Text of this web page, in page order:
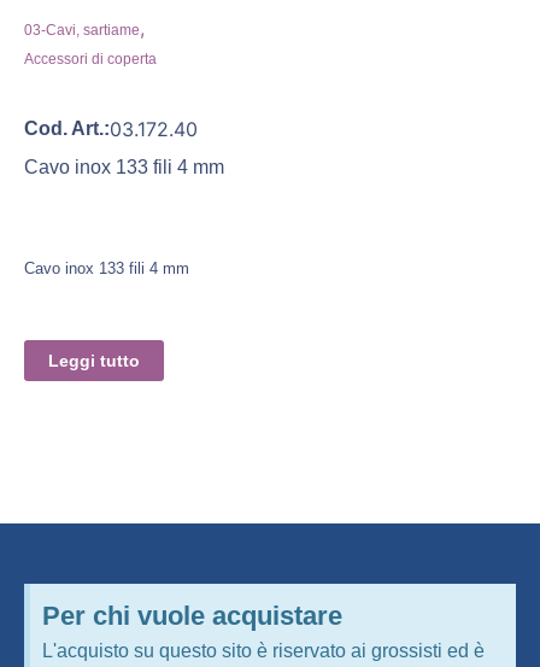
03-Cavi, sartiame,
Accessori di coperta
Cod. Art.:03.172.40
Cavo inox 133 fili 4 mm
Cavo inox 133 fili 4 mm
Leggi tutto
Per chi vuole acquistare
L'acquisto su questo sito è riservato ai grossisti ed è